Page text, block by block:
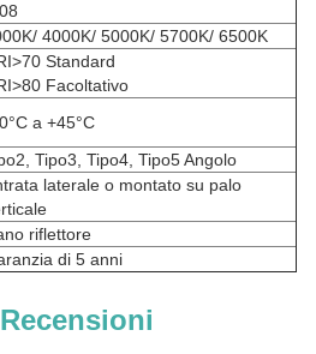
4000K/ 5000K/ 5700K/ 6500K
Standard
Facoltativo
a +45°C
Tipo3, Tipo4, Tipo5 Angolo
laterale o montato su palo
riflettore
di 5 anni